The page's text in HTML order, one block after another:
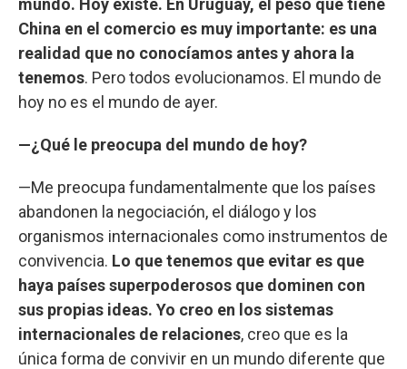
mundo. Hoy existe. En Uruguay, el peso que tiene
China en el comercio es muy importante: es una
realidad que no conocíamos antes y ahora la
tenemos. Pero todos evolucionamos. El mundo de
hoy no es el mundo de ayer.
—¿Qué le preocupa del mundo de hoy?
—Me preocupa fundamentalmente que los países
abandonen la negociación, el diálogo y los
organismos internacionales como instrumentos de
convivencia. Lo que tenemos que evitar es que
haya países superpoderosos que dominen con
sus propias ideas. Yo creo en los sistemas
internacionales de relaciones, creo que es la
única forma de convivir en un mundo diferente que